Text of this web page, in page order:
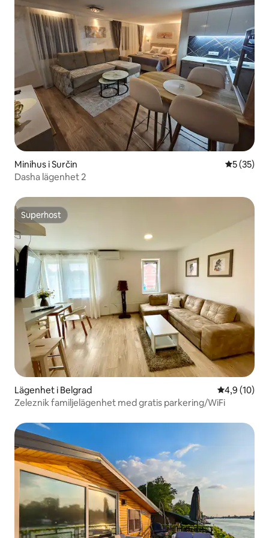
Minihus i Surčin 5 av 5 i
5 (35)
Dasha lägenhet 2
Superhost
Superhost
Lägenhet i Belgrad 4,9 av 5 i
4,9 (10)
Zeleznik familjelägenhet med gratis parkering/WiFi